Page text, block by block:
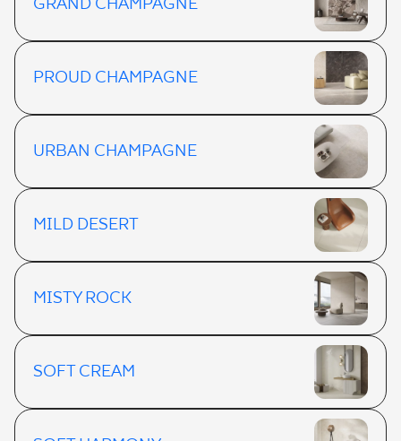
GRAND CHAMPAGNE
PROUD CHAMPAGNE
URBAN CHAMPAGNE
MILD DESERT
MISTY ROCK
SOFT CREAM